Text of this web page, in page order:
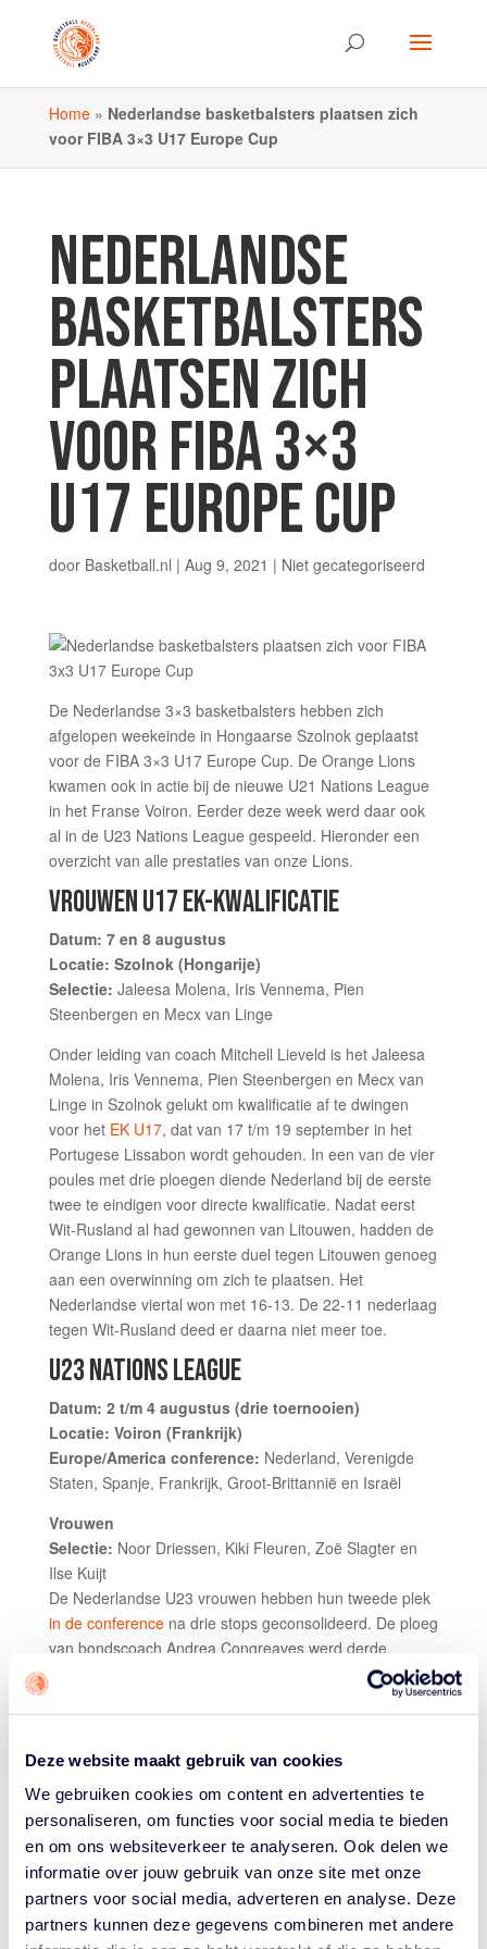
Deze website maakt gebruik van cookies
We gebruiken cookies om content en advertenties te
personaliseren, om functies voor social media te bieden
en om ons websiteverkeer te analyseren. Ook delen we
informatie over jouw gebruik van onze site met onze
partners voor social media, adverteren en analyse. Deze
partners kunnen deze gegevens combineren met andere
Home» Nederlandse basketbalsters plaatsen zich
voor FIBA 3×3 U17 Europe Cup
NEDERLANDSE
BASKETBALSTERS
PLAATSEN ZICH
VOOR FIBA 3×3
U17 EUROPE CUP
door Basketball.nl | Aug 9, 2021 | Niet gecategoriseerd
De Nederlandse 3×3 basketbalsters hebben zich
afgelopen weekeinde in Hongaarse Szolnok geplaatst
voor de FIBA 3×3 U17 Europe Cup. De Orange Lions
kwamen ook in actie bij de nieuwe U21 Nations League
in het Franse Voiron. Eerder deze week werd daar ook
al in de U23 Nations League gespeeld. Hieronder een
overzicht van alle prestaties van onze Lions.
VROUWEN U17 EK-KWALIFICATIE
Datum: 7 en 8 augustus
Locatie: Szolnok (Hongarije)
Selectie: Jaleesa Molena, Iris Vennema, Pien
Steenbergen en Mecx van Linge
Onder leiding van coach Mitchell Lieveld is het Jaleesa
Molena, Iris Vennema, Pien Steenbergen en Mecx van
Linge in Szolnok gelukt om kwalificatie af te dwingen
voor het EK U17, dat van 17 t/m 19 september in het
Portugese Lissabon wordt gehouden. In een van de vier
poules met drie ploegen diende Nederland bij de eerste
twee te eindigen voor directe kwalificatie. Nadat eerst
Wit-Rusland al had gewonnen van Litouwen, hadden de
Orange Lions in hun eerste duel tegen Litouwen genoeg
aan een overwinning om zich te plaatsen. Het
Nederlandse viertal won met 16-13. De 22-11 nederlaag
tegen Wit-Rusland deed er daarna niet meer toe.
U23 NATIONS LEAGUE
Datum: 2 t/m 4 augustus (drie toernooien)
Locatie: Voiron (Frankrijk)
Europe/America conference: Nederland, Verenigde
Staten, Spanje, Frankrijk, Groot-Brittannië en Israël
Vrouwen
Selectie: Noor Driessen, Kiki Fleuren, Zoë Slagter en
Ilse Kuijt
De Nederlandse U23 vrouwen hebben hun tweede plek
in de conferencena drie stops geconsolideerd. De ploeg
van bondscoach Andrea Congreaves werd derde,
tweede en derde in Voiron. Het oppermachtige Frankrijk
het daar bij zit.
Mannen
Selectie:Wietze Nossek, Norbert Thelissen, Adetunji
Oluseyi en Luuk Slond
Het is de Nederlandse U23 mannen niet gelukt om zich
bij de eerste twee in de conference te nestelen. Ook hier
won Frankrijk. Op de eerste dag behaalden de Orange